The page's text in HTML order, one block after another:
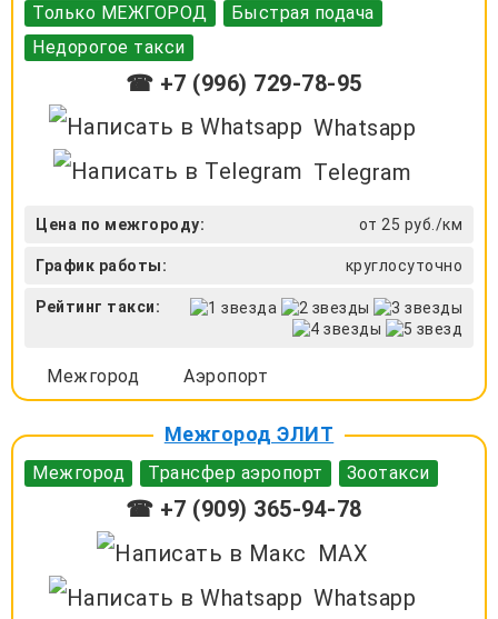
Только МЕЖГОРОД
Быстрая подача
Недорогое такси
☎ +7 (996) 729-78-95
Whatsapp
Telegram
Цена по межгороду: от 25 руб./км
График работы: круглосуточно
Рейтинг такси:
Межгород Аэропорт
Межгород ЭЛИТ
Межгород Трансфер аэропорт Зоотакси
☎ +7 (909) 365-94-78
MAX
Whatsapp